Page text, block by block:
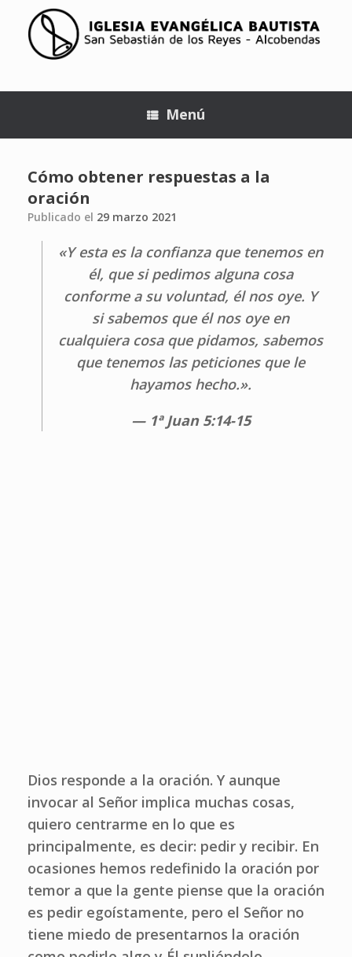
Menú
Cómo obtener respuestas a la
oración
Publicado el 29 marzo 2021
«Y esta es la confianza que tenemos en
él, que si pedimos alguna cosa
conforme a su voluntad, él nos oye. Y
si sabemos que él nos oye en
cualquiera cosa que pidamos, sabemos
que tenemos las peticiones que le
hayamos hecho.».
— 1ª Juan 5:14-15
Dios responde a la oración. Y aunque
invocar al Señor implica muchas cosas,
quiero centrarme en lo que es
principalmente, es decir: pedir y recibir. En
ocasiones hemos redefinido la oración por
temor a que la gente piense que la oración
es pedir egoístamente, pero el Señor no
tiene miedo de presentarnos la oración